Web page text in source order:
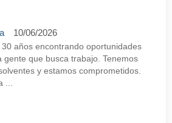
10/06/2026
años encontrando oportunidades
gente que busca trabajo. Tenemos
y estamos comprometidos.